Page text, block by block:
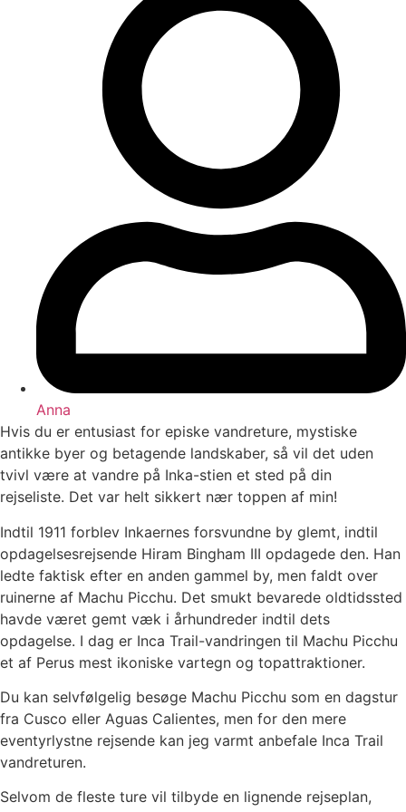
Anna
Hvis du er entusiast for episke vandreture, mystiske
antikke byer og betagende landskaber, så vil det uden
tvivl være at vandre på Inka-stien et sted på din
rejseliste. Det var helt sikkert nær toppen af ​​min!
Indtil 1911 forblev Inkaernes forsvundne by glemt, indtil
opdagelsesrejsende Hiram Bingham III opdagede den. Han
ledte faktisk efter en anden gammel by, men faldt over
ruinerne af Machu Picchu. Det smukt bevarede oldtidssted
havde været gemt væk i århundreder indtil dets
opdagelse. I dag er Inca Trail-vandringen til Machu Picchu
et af Perus mest ikoniske vartegn og topattraktioner.
Du kan selvfølgelig besøge Machu Picchu som en dagstur
fra Cusco eller Aguas Calientes, men for den mere
eventyrlystne rejsende kan jeg varmt anbefale Inca Trail
vandreturen.
Selvom de fleste ture vil tilbyde en lignende rejseplan,